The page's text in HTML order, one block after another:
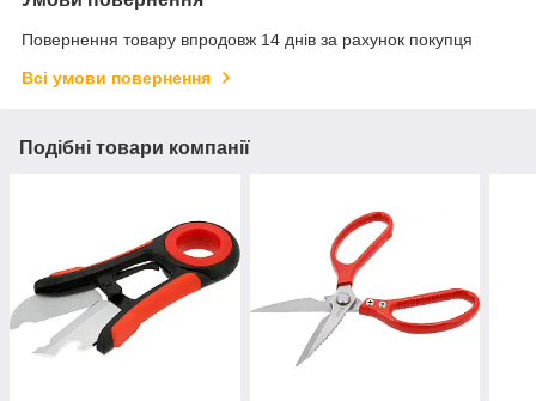
Повернення товару впродовж 14 днів за рахунок покупця
Всі умови повернення
Подібні товари компанії